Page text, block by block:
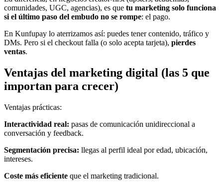
comunidades, UGC, agencias), es que tu marketing solo funciona
si el último paso del embudo no se rompe: el pago.
En Kunfupay lo aterrizamos así: puedes tener contenido, tráfico y
DMs. Pero si el checkout falla (o solo acepta tarjeta), pierdes
ventas.
Ventajas del marketing digital (las 5 que
importan para crecer)
Ventajas prácticas:
Interactividad real: pasas de comunicación unidireccional a
conversación y feedback.
Segmentación precisa: llegas al perfil ideal por edad, ubicación,
intereses.
Coste más eficiente que el marketing tradicional.